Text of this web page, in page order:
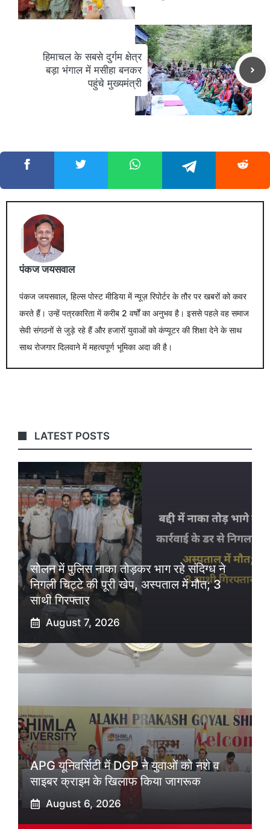
हिमाचल के सबसे दुर्गम क्षेत्र
बड़ा भंगाल में मसीहा बनकर
पहुंचे मुख्यमंत्री
पंकज जयसवाल
पंकज जयसवाल, हिल्स पोस्ट मीडिया में न्यूज़ रिपोर्टर के तौर पर खबरों को कवर
करते हैं। उन्हें पत्रकारिता में करीब 2 वर्षों का अनुभव है। इससे पहले वह समाज
सेवी संगठनों से जुड़े रहे हैं और हजारों युवाओं को कंप्यूटर की शिक्षा देने के साथ
साथ रोजगार दिलवाने में महत्वपूर्ण भूमिका अदा की है।
LATEST POSTS
सोलन में पुलिस नाका तोड़कर भाग रहे संदिग्ध ने
निगली चिट्टे की पूरी खेप, अस्पताल में मौत; 3
साथी गिरफ्तार
August 7, 2026
APG यूनिवर्सिटी में DGP ने युवाओं को नशे व
साइबर क्राइम के खिलाफ किया जागरूक
August 6, 2026